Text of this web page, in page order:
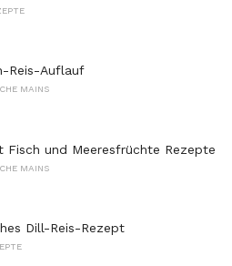
Reis-Auflauf
MAINS
Fisch und Meeresfrüchte Rezepte
MAINS
Dill-Reis-Rezept